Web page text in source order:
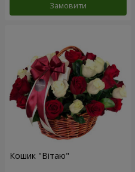
Замовити
Кошик "Вітаю"